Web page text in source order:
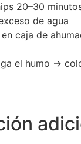
20–30
de agua
caja de
el humo →